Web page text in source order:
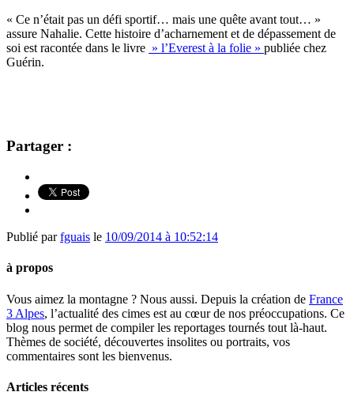
« Ce n’était pas un défi sportif… mais une quête avant tout… »
assure Nahalie. Cette histoire d’acharnement et de dépassement de
soi est racontée dans le livre » l’Everest à la folie » publiée chez
Guérin.
Partager :
Publié parfguais le 10/09/2014 à 10:52:14
à propos
Vous aimez la montagne ? Nous aussi. Depuis la création de France
3 Alpes, l’actualité des cimes est au cœur de nos préoccupations. Ce
blog nous permet de compiler les reportages tournés tout là-haut.
Thèmes de société, découvertes insolites ou portraits, vos
commentaires sont les bienvenus.
Articles récents